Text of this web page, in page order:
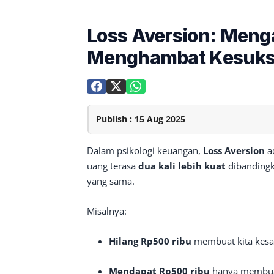
Loss Aversion:
Menghambat
Publish : 15 Aug 2025
Dalam psikologi keuangan, Loss Aversion
uang terasa dua kali lebih kuat
yang sama.
Misalnya:
Hilang Rp500 ribu membuat kita
Mendapat Rp500 ribu hanya